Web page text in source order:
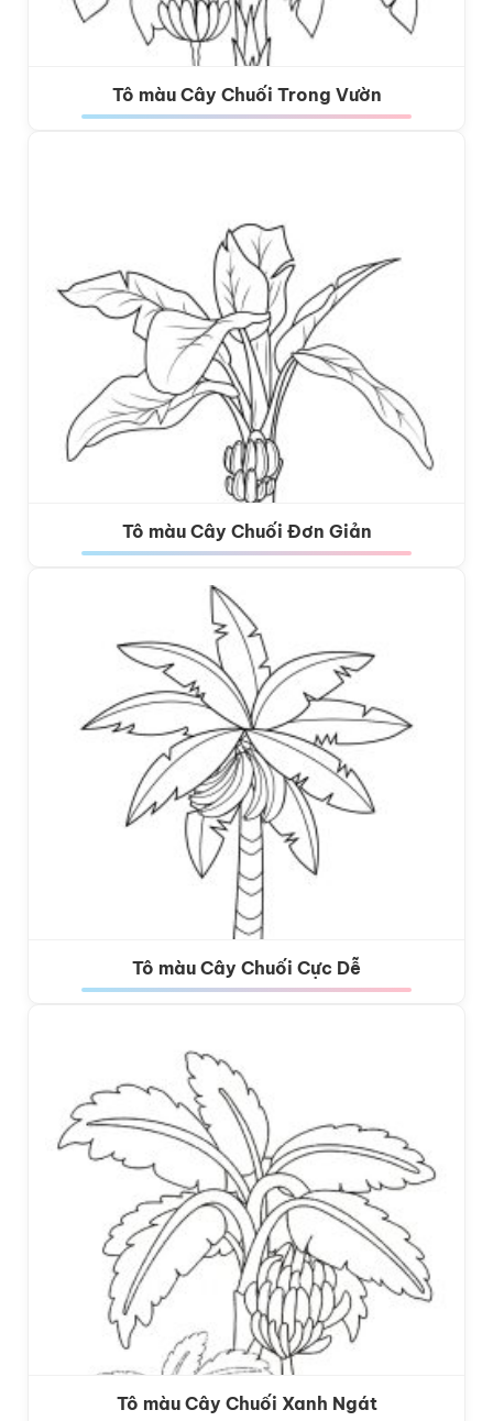
Tô màu Cây Chuối Trong Vườn
Tô màu Cây Chuối Đơn Giản
Tô màu Cây Chuối Cực Dễ
Tô màu Cây Chuối Xanh Ngát